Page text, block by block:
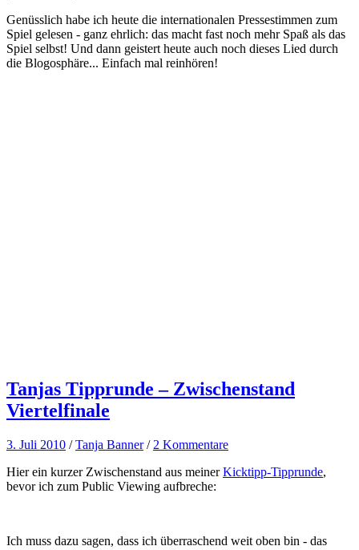
Genüsslich habe ich heute die internationalen Pressestimmen zum
Spiel gelesen - ganz ehrlich: das macht fast noch mehr Spaß als das
Spiel selbst! Und dann geistert heute auch noch dieses Lied durch
die Blogosphäre... Einfach mal reinhören!
Tanjas Tipprunde – Zwischenstand
Viertelfinale
3. Juli 2010 /Tanja Banner / 2 Kommentare
Hier ein kurzer Zwischenstand aus meinerKicktipp-Tipprunde,
bevor ich zum Public Viewing aufbreche:
Ich muss dazu sagen, dass ich überraschend weit oben bin - das